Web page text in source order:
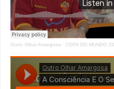
Outro Olhar Amargosa · COPA DO MUNDO